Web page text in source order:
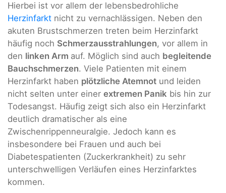
Hierbei ist vor allem der lebensbedrohliche
Herzinfarkt nicht zu vernachlässigen. Neben den
akuten Brustschmerzen treten beim Herzinfarkt
häufig noch Schmerzausstrahlungen, vor allem in
den linken Arm auf. Möglich sind auch begleitende
Bauchschmerzen. Viele Patienten mit einem
Herzinfarkt haben plötzliche Atemnot und leiden
nicht selten unter einer extremen Panik bis hin zur
Todesangst. Häufig zeigt sich also ein Herzinfarkt
deutlich dramatischer als eine
Zwischenrippenneuralgie. Jedoch kann es
insbesondere bei Frauen und auch bei
Diabetespatienten (Zuckerkrankheit) zu sehr
unterschwelligen Verläufen eines Herzinfarktes
kommen.